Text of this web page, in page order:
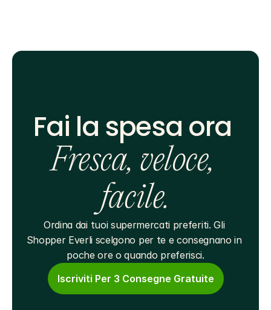
Fai la spesa ora
Fresca, veloce,
facile.
Ordina dai tuoi supermercati preferiti. Gli
Shopper Everli scelgono per te e consegnano in
poche ore o quando preferisci.
Iscriviti Per 3 Consegne Gratuite